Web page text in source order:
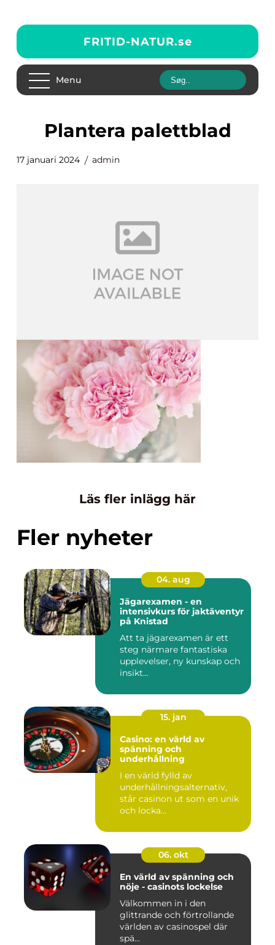
FRITID-NATUR.se
Menu
plantera palettblad
17 januari 2024 admin
Läs fler inlägg här
Fler nyheter
04. aug
Jägarexamen - en
intensivkurs för jaktäventyr
på Knistad
Att ta jägarexamen är ett
steg närmare fantastiska
upplevelser, ny kunskap och
insikt...
15. jan
Casino: en värld av
spänning och
underhållning
I en värld fylld av
underhållningsalternativ,
står casinon ut som en unik
och locka...
06. okt
En värld av spänning och
nöje - casinots lockelse
Välkommen in i den
glittrande och förtrollande
världen av casinospel där
spä...